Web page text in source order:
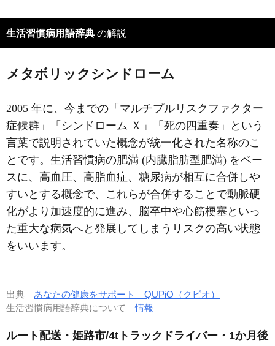
生活習慣病用語辞典 の解説
メタボリックシンドローム
2005 年に、今までの「マルチプルリスクファクター
症候群」「シンドローム Ｘ」「死の四重奏」という
言葉で説明されていた概念が統一化された名称のこ
とです。生活習慣病の肥満 (内臓脂肪型肥満) をベー
スに、高血圧、高脂血症、糖尿病が相互に合併しや
すいとする概念で、これらが合併することで動脈硬
化がより加速度的に進み、脳卒中や心筋梗塞といっ
た重大な病気へと発展してしまうリスクの高い状態
をいいます。
出典 あなたの健康をサポート QUPiO（クピオ）
生活習慣病用語辞典について情報
ルート配送・姫路市/4tトラックドライバー・1か月後